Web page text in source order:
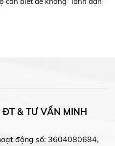
ĐT & TƯ VẤN MINH
động số: 3604080684,